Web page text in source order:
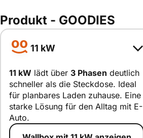
Produkt - GOODIES
11 kW
11 kW
smart erklärt
11 kW lädt über 3 Phasen deutlich
schneller als die Steckdose. Ideal
für planbares Laden zuhause. Eine
starke Lösung für den Alltag mit E-
Auto.